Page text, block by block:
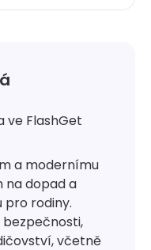
ve FlashGet
a modernímu
na dopad a
pro rodiny.
bezpečnosti,
včetně